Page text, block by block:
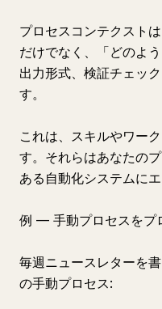
プロセスコンテクスト
だけでなく、「どのよ
出力形式、検証チェッ
す。
これは、スキルやワー
す。それらはあなたの
ある自動化システムにエ
例 — 手動プロセスをプ
毎週ニュースレターを
の手動プロセス: